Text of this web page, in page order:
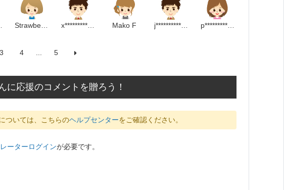
Mako F j******************m p********************p
3 4 ... 5
に応援のコメントを贈ろう！
ついては、こちらのヘルプセンターをご確認ください。
ーターログインが必要です。